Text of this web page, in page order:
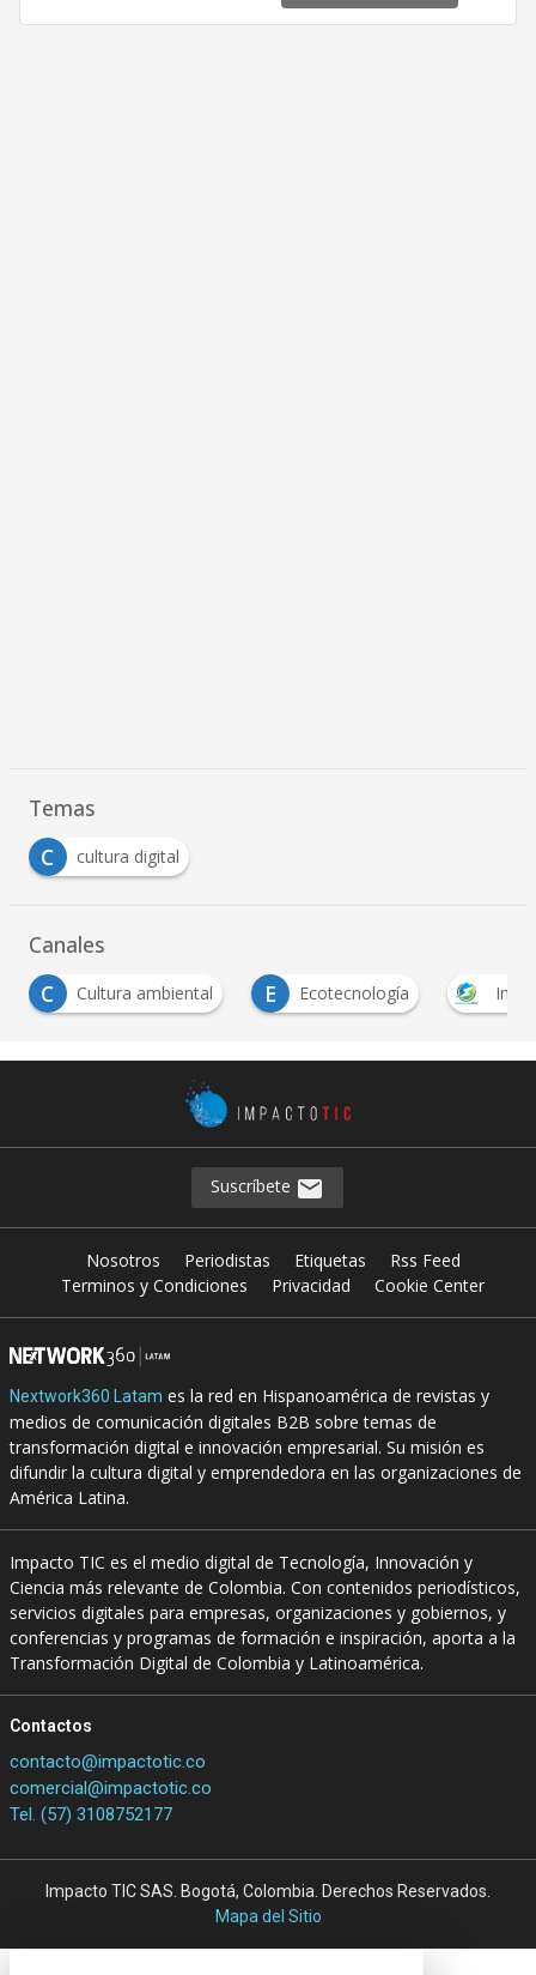
Temas
C
cultura digital
Canales
C
Cultura ambiental E Ecotecnología
Suscríbete
Nosotros Periodistas Etiquetas
Rss Feed
Terminos y Condiciones
Privacidad Cookie Center
Nextwork360 Latam es la red en Hispanoamérica de revistas y
medios de comunicación digitales B2B sobre temas de
transformación digital e innovación empresarial. Su misión es
difundir la cultura digital y emprendedora en las organizaciones de
América Latina.
Impacto TIC es el medio digital de Tecnología, Innovación y
Ciencia más relevante de Colombia. Con contenidos periodísticos,
servicios digitales para empresas, organizaciones y gobiernos, y
conferencias y programas de formación e inspiración, aporta a la
Transformación Digital de Colombia y Latinoamérica.
Contactos
contacto@impactotic.co
comercial@impactotic.co
Tel. (57) 3108752177
Impacto TIC SAS. Bogotá, Colombia. Derechos Reservados.
Mapa del Sitio